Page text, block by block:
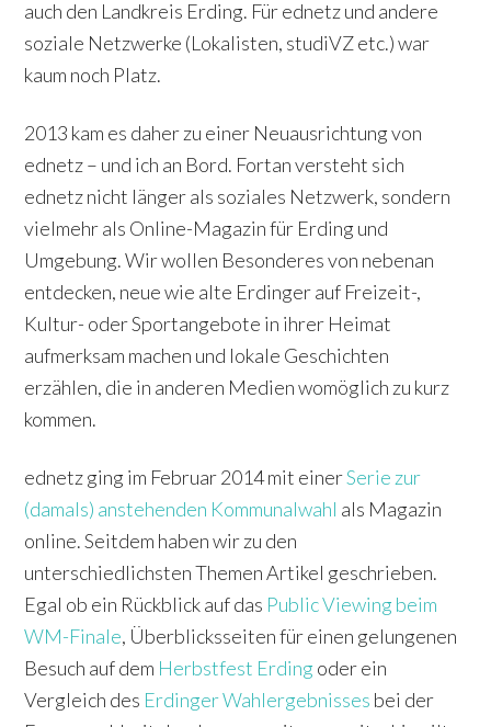
auch den Landkreis Erding. Für ednetz und andere
soziale Netzwerke (Lokalisten, studiVZ etc.) war
kaum noch Platz.
2013 kam es daher zu einer Neuausrichtung von
ednetz – und ich an Bord. Fortan versteht sich
ednetz nicht länger als soziales Netzwerk, sondern
vielmehr als Online-Magazin für Erding und
Umgebung. Wir wollen Besonderes von nebenan
entdecken, neue wie alte Erdinger auf Freizeit-,
Kultur- oder Sportangebote in ihrer Heimat
aufmerksam machen und lokale Geschichten
erzählen, die in anderen Medien womöglich zu kurz
kommen.
ednetz ging im Februar 2014 mit einerSerie zur
(damals) anstehenden Kommunalwahl als Magazin
online. Seitdem haben wir zu den
unterschiedlichsten Themen Artikel geschrieben.
Egal ob ein Rückblick auf das Public Viewing beim
WM-Finale, Überblicksseiten für einen gelungenen
Besuch auf dem Herbstfest Erding oder ein
Vergleich des Erdinger Wahlergebnisses bei der